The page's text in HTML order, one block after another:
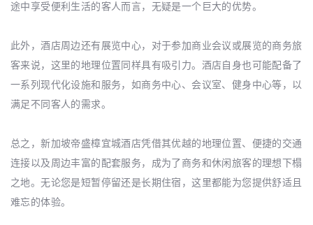
途中享受便利生活的客人而言，无疑是一个巨大的优势。
此外，酒店周边还有展览中心，对于参加商业会议或展览的商务旅
客来说，这里的地理位置同样具有吸引力。酒店自身也可能配备了
一系列现代化设施和服务，如商务中心、会议室、健身中心等，以
满足不同客人的需求。
总之，新加坡帝盛樟宜城酒店凭借其优越的地理位置、便捷的交通
连接以及周边丰富的配套服务，成为了商务和休闲旅客的理想下榻
之地。无论您是短暂停留还是长期住宿，这里都能为您提供舒适且
难忘的体验。